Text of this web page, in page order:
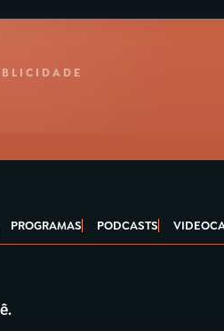
PROGRAMAS PODCASTS